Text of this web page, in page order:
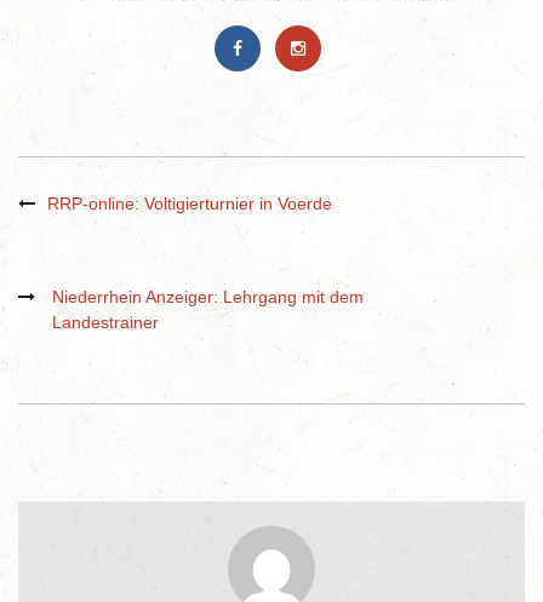
RRP-online: Voltigierturnier in Voerde
Niederrhein Anzeiger: Lehrgang mit dem
Landestrainer